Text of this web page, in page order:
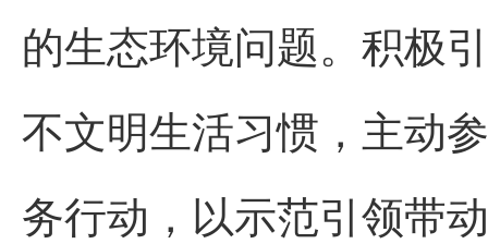
的生态环境问题。积极
不文明生活习惯，主动
务行动，以示范引领带